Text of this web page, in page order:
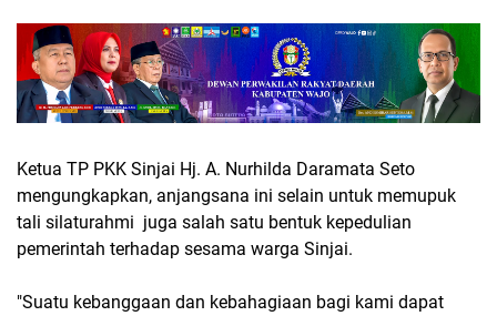
Ketua TP PKK Sinjai Hj. A. Nurhilda Daramata Seto
mengungkapkan, anjangsana ini selain untuk memupuk
tali silaturahmi juga salah satu bentuk kepedulian
pemerintah terhadap sesama warga Sinjai.
"Suatu kebanggaan dan kebahagiaan bagi kami dapat